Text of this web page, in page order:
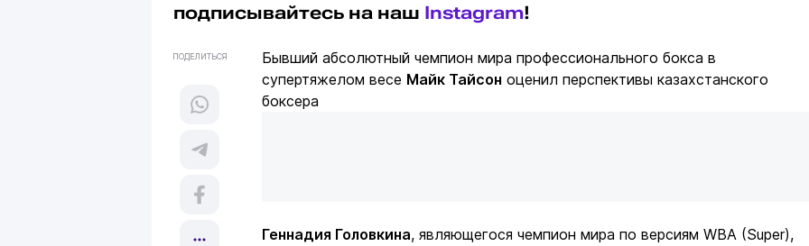
подписывайтесь на наш Instagram!
ПОДЕЛИТЬСЯ
Бывший абсолютный чемпион мира профессионального бокса в
супертяжелом весе Майк Тайсон оценил перспективы казахстанского
боксера
Геннадия Головкина, являющегося чемпион мира по версиям WBA (Super),